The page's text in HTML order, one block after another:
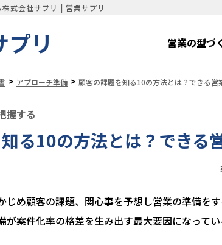
式会社サプリ | 営業サプリ
リ 営業の型づ
> アプローチ準備 > 顧客の課題を知る10の方法とは？できる営
握する
る10の方法とは？できる
じめ顧客の課題、関心事を予想し営業の準備を
が案件化率の格差を生み出す最大要因になって